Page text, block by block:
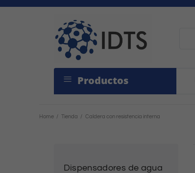
Productos
Home / Tienda / Caldera con resistencia interna
Dispensadores de agua